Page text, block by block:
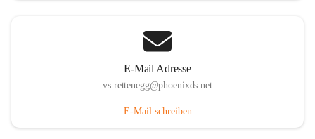
E-Mail Adresse
vs.rettenegg@phoenixds.net
E-Mail schreiben